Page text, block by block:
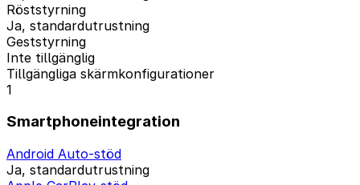
Röststyrning
Ja, standardutrustning
Geststyrning
Inte tillgänglig
Tillgängliga skärmkonfigurationer
1
Smartphoneintegration
Android Auto-stöd
Ja, standardutrustning